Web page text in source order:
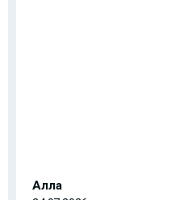
Алла